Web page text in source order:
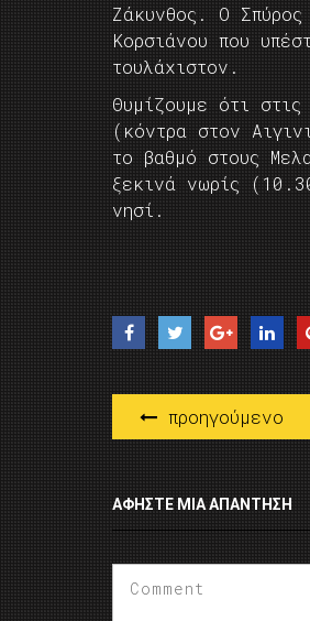
Ζάκυνθος. Ο Σπύρος
Κορσιάνου που
τουλάχιστον.
Θυμίζουμε ότι
(κόντρα στον
το βαθμό στους
ξεκινά νωρίς
νησί.
προηγούμενο
ΑΦΉΣΤΕ ΜΙΑ ΑΠΆΝΤΗΣΗ